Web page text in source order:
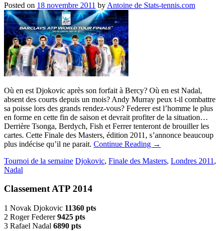
Posted on 18 novembre 2011 by Antoine de Stats-tennis.com
Où en est Djokovic après son forfait à Bercy? Où en est Nadal,
absent des courts depuis un mois? Andy Murray peux t-il combattre
sa poisse lors des grands rendez-vous? Federer est l’homme le plus
en forme en cette fin de saison et devrait profiter de la situation…
Derrière Tsonga, Berdych, Fish et Ferrer tenteront de brouiller les
cartes. Cette Finale des Masters, édition 2011, s’annonce beaucoup
plus indécise qu’il ne parait. Continue Reading →
Tournoi de la semaine Djokovic, Finale des Masters, Londres 2011 ,
Nadal
Classement ATP 2014
1 Novak Djokovic 11360 pts
2 Roger Federer9425 pts
3 Rafael Nadal 6890 pts